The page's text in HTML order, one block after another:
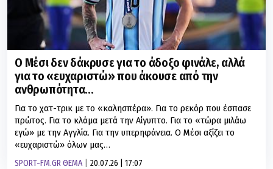
Ο Μέσι δεν δάκρυσε για το άδοξο φινάλε, αλλά
για το «ευχαριστώ» που άκουσε από την
ανθρωπότητα…
Για το χατ-τρικ με το «καλησπέρα». Για το ρεκόρ που έσπασε
πρώτος. Για το κλάμα μετά την Αίγυπτο. Για το «τώρα μιλάω
εγώ» με την Αγγλία. Για την υπερηφάνεια. Ο Μέσι αξίζει το
«ευχαριστώ» όλων μας…
SPORT-FM.GR ΘΕΜΑ 20.07.26 | 17:07